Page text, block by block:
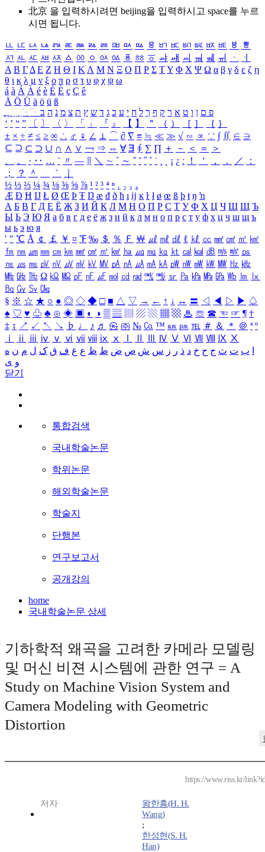
北京 을 입력하시려면 beijing을 입력하시고 space를 누르
시면 됩니다.
ㅥ ㅦ ㅧ ㅨ ㅩ ㅪ ㅫ ㅬ ㅭ ㅮ ㅯ ㅰ ㅱ ㅲ ㅳ ㅴ ㅵ ㅶ ㅷ ㅸ
ㅹ
ㅺ ㅻ ㅼ ㅽ ㅾ ㅿ ㆀ ㆁ ㆂ ㆃ ㆄ ㆅ ㆆ ㆇ ㆈ ㆉ ㆊ ㆋ ㆌ ㆍ
ㆎ
Α Β ΓΔ Ε Ζ Η Θ Ι ΚΛ Μ Ν Ξ Ο Π Ρ Σ ΤΥ Φ Χ Ψ Ω α β γ δ ε ζ η
θ ι κ λ μ ν ξ ο π ρ σ τ υ φ χ ψ ω
á à Á À é è É È ç Ç ê
Ä Ö Ü ä ö ü ß
ִֶֹ ֻּ ׁׂ פ ם ן ו ט א ר ק ף ך ל ח י ע כ ג ד ש ץ ת צ מ נ ה ב
‘ ’ “ ” 〔 〕 〈 〉 「 」 『 』 【 】 ＂ （ ） ［ ］ ｛ ｝
± × ÷ ≠ ≤ ≥ ∞ ∴ ♂ ♀ ∠ ⊥ ⌒ ∂ ∇ ≡ ≒ ≪ ≫ √ ∽ ∝ ∵ ∫ ∬ ∈ ∋
⊆ ⊇ ⊂ ⊃ ∪ ∩ ∧ ∨ ￢ ⇒ ⇔ ∀ ∃ ∮ ∑ ∏ ＋ － ＜ ＝
＞
、
。 · ‥ … ¨ 〃 ― ＼ ∼ ´ ～ ˇ ˘ ˝ ˚ ˙ ¸ ¡ ¿ ː ！ ＇ ， ． ／
：
；
？ ＾ ｀
½ ⅓ ⅔ ¼ ¾ ⅛ ⅜ ⅝ ⅞ ¹ ² ³ ⁴ ⁿ ₁ ₂ ₃ ₄
Æ Ð Ħ Ĳ Ł Ø Œ Þ Ŧ Ŋ æ đ ð ħ ı ĳ ĸ ŀ ł ø œ ß þ ŧ ŋ ŉ
А Б В Г Д Е Ё Ж З И Й К Л М Н О П Р С Т У Ф Х Ц Ч Ш Щ Ъ
Ы Ь Э Ю Я а б в г д е ё ж з и й к л м н о п р с т у ф х ц ч ш щ ъ
ы ь э ю я
′ ″ ℃ Å ￠ ￡ ￥ ¤ ℉ ‰ ＄ ％ Ｆ ￦ ㎕ ㎖ ㎗ ℓ ㎘ ㏄ ㎣ ㎤ ㎥ ㎦
㎙ ㎚ ㎛ ㎜ ㎝ ㎞ ㎟ ㎠ ㎡ ㎢ ㏊ ㎍ ㎎ ㎏ ㏏ ㎈ ㎉ ㏈ ㎧ ㎨ ㎰
㎱ ㎲ ㎳ ㎴ ㎵ ㎶ ㎷ ㎸ ㎹ ㎀ ㎁ ㎂ ㎃ ㎄ ㎺ ㎻ ㎽ ㎾ ㎿ ㎐ ㎑
㎒ ㎓ ㎔ Ω ㏀ ㏁ ㎊ ㎋ ㎌ ㏖ ㏅ ㎭ ㎮ ㎯ ㏛ ㎩ ㎪ ㎫ ㎬ ㏝ ㏐
㏓
㏃ ㏉ ㏜ ㏆
§ ※ ☆ ★ ○ ● ◎ ◇ ◆ □ ■ △ ▽ → ← ↑ ↓ ↔ 〓 ◁ ◀ ▷ ▶ ♤
♠ ♡ ♥ ♧ ♣ ⊙ ◈ ▣ ◐ ◑ ▒ ▤ ▨ ▧ ▦ ▩ ♨ ☏ ☎ ☜ ☞ ¶ †
‡ ↕ ↗ ↙ ↖ ↘ ♭ ♩ ♪ ♬ ㉿ ㈜ № ㏇ ™ ㏂ ㏘ ℡ ＃ ＆ ＊ ＠ ª º
ⅰ
ⅱ ⅲ ⅳ ⅴ ⅵ ⅶ ⅷ ⅸ ⅹ Ⅳ Ⅴ Ⅵ Ⅶ Ⅷ Ⅸ Ⅹ
ب ت ث ج ح خ د ذ ر ز س ش ص ض ط ظ ع غ ف ق ک ل م ن ه
و ی
닫기
통합검색
국내학술논문
학위논문
해외학술논문
학술지
단행본
연구보고서
공개강의
home
국내학술논문 상세
기하학적 왜곡을 고려한 카메라 모델링
및 머신 비젼 시스템에 관한 연구 = A
Study on Machine Vision System and
Camera Modeling with Geometric
Distortion
https://www.riss.kr/
저자
왕한흥(H. H.
Wang)
;
한성현(S. H.
Han)